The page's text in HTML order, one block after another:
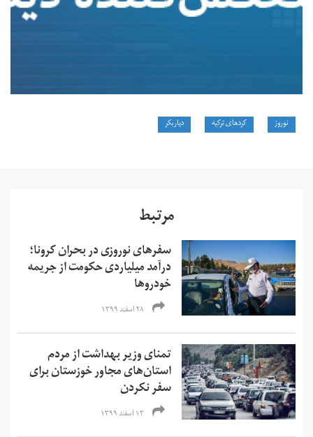
نوروز کردهای ترکیه دیاربکر
مرتبط
سفرهای نوروزی در بحران کرونا؛
درآمد میلیاردی حکومت از جریمه‌
خودروها
۲۸ اسفند ۱۳۹۹
تمنای وزیر بهداشت از مردم
استان‌های مجاور خوزستان برای
سفر نکردن
۱۳ اسفند ۱۳۹۹